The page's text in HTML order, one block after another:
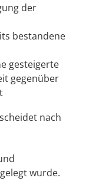
der
bestandene
gesteigerte
gegenüber
nach
wurde.